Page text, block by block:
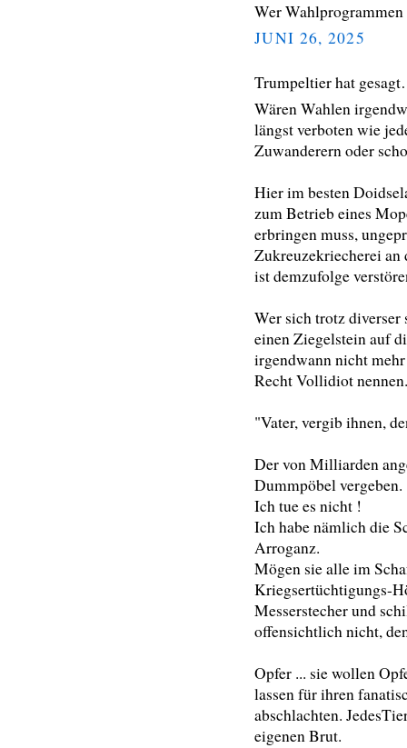
Wer
JUNI 26, 2025
Trumpeltier hat
Wären Wahlen
längst verboten wie
Zuwanderern oder
Hier im besten
zum Betrieb eines
erbringen muss,
Zukreuzekriecherei an
ist demzufolge
Wer sich trotz
einen Ziegelstein auf
irgendwann nicht
Recht Vollidiot nennen.
"Vater, vergib ihnen,
Der von Milliarden
Dummpöbel vergeben.
Ich tue es nicht !
Ich habe nämlich die
Arroganz.
Mögen sie alle im
Kriegsertüchtigungs-
Messerstecher und
offensichtlich nicht,
Opfer ... sie wollen
lassen für ihren
abschlachten.
eigenen Brut.